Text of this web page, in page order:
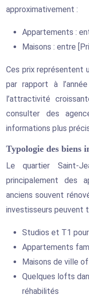
approximativement :
Appartements :
Maisons : entre
Ces prix représentent
par rapport à
l’attractivité
consulter des
informations plus
Typologie des biens
Le quartier Saint-
principalement des
anciens souvent
investisseurs peuvent
Studios et T1
Appartements
Maisons de ville
Quelques lofts
réhabilités